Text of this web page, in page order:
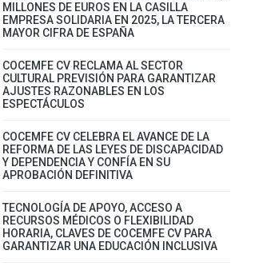
MILLONES DE EUROS EN LA CASILLA
EMPRESA SOLIDARIA EN 2025, LA TERCERA
MAYOR CIFRA DE ESPAÑA
COCEMFE CV RECLAMA AL SECTOR
CULTURAL PREVISIÓN PARA GARANTIZAR
AJUSTES RAZONABLES EN LOS
ESPECTÁCULOS
COCEMFE CV CELEBRA EL AVANCE DE LA
REFORMA DE LAS LEYES DE DISCAPACIDAD
Y DEPENDENCIA Y CONFÍA EN SU
APROBACIÓN DEFINITIVA
TECNOLOGÍA DE APOYO, ACCESO A
RECURSOS MÉDICOS O FLEXIBILIDAD
HORARIA, CLAVES DE COCEMFE CV PARA
GARANTIZAR UNA EDUCACIÓN INCLUSIVA